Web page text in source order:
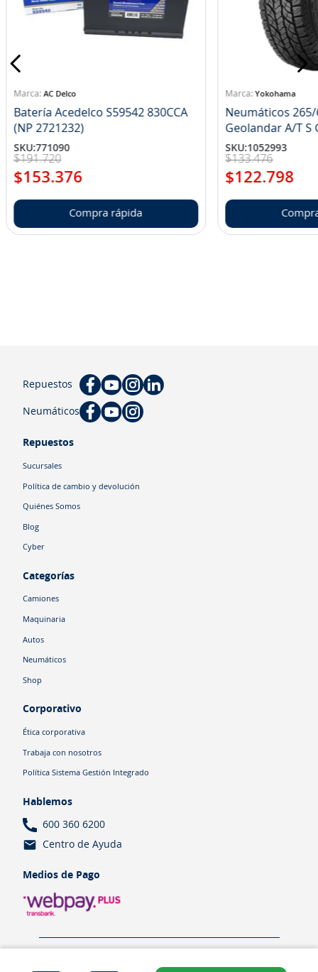
AC Delco
Batería Acedelco S59542 830CCA
(NP 2721232)
SKU:771090
$191.720
$153.376
Compra rápida
Yokohama
Neumáticos 265/
SKU:1052993
$133.476
$122.798
Repuestos
Neumáticos
Repuestos
Sucursales
Política de cambio y devolución
Quiénes Somos
Blog
Cyber
Categorías
Camiones
Maquinaria
Autos
Neumáticos
Shop
Corporativo
Ética corporativa
Trabaja con nosotros
Política Sistema Gestión Integrado
Hablemos
600 360 6200
Centro de Ayuda
Medios de Pago
Política de cookies Política de privacidad